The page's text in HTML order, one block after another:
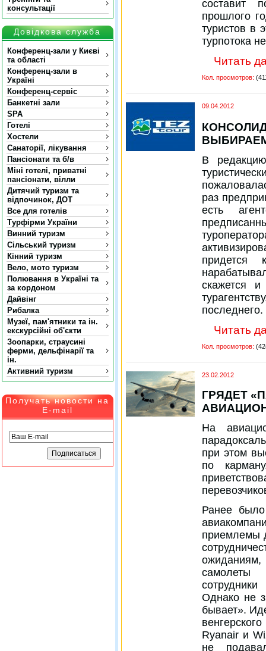
консультації
Довідкова служба
Конференц-зали у Києві
та області
Конференц-зали в
Україні
Конференц-сервіс
Банкетні зали
SPA
Готелі
Хостели
Санаторії, лікування
Пансіонати та б/в
Міні готелі, приватні
пансіонати, вілли
Дитячий туризм та
відпочинок, ДОТ
Все для готелів
Турфірми України
Винний туризм
Сільський туризм
Кінний туризм
Вело, мото туризм
Полювання в Україні та
за кордоном
Дайвінг
Рибалка
Музеї, пам'ятники та ін.
екскурсійні об'єкти
Зоопарки, страусині
ферми, дельфінарії та
ін.
Активний туризм
Получать новости на
E-mail
составит
прошлого
туристов в
турпотока
Читать
Кол. просмотров:
09.04.2012
В
раз
есть
придется
скажется
Читать
Кол. просмотров:
23.02.2012
ГРЯДЕТ
На
при этом
по
Ранее было
приемлемы
самолеты
Однако не
бывает».
Ryanair и
не